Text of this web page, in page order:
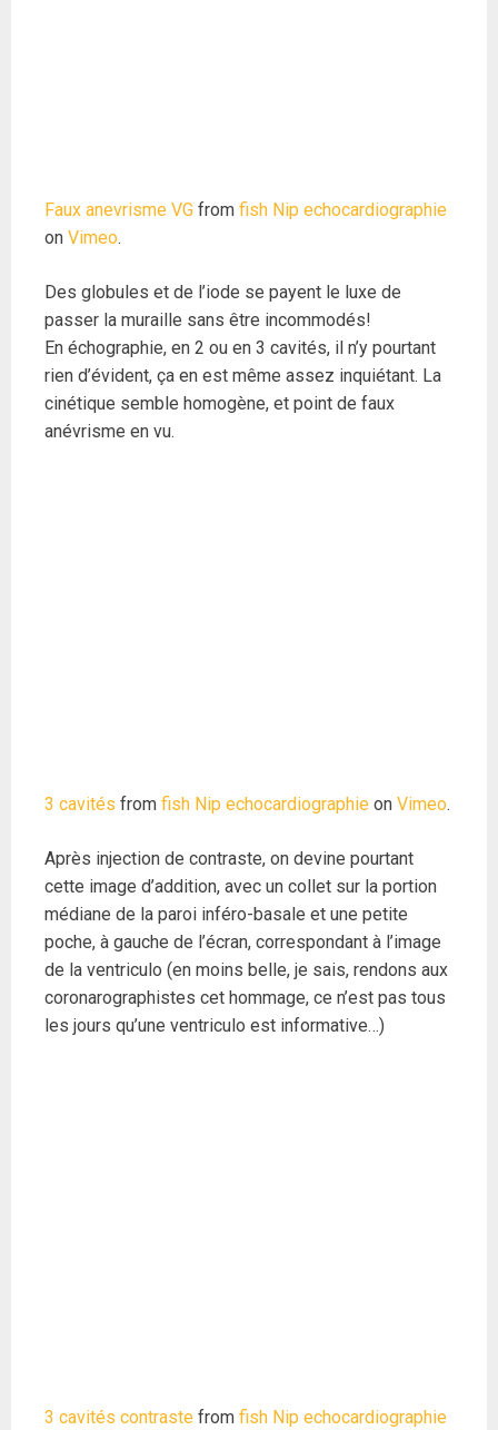
Faux anevrisme VG from fish Nip echocardiographie
on Vimeo.
Des globules et de l’iode se payent le luxe de
passer la muraille sans être incommodés!
En échographie, en 2 ou en 3 cavités, il n’y pourtant
rien d’évident, ça en est même assez inquiétant. La
cinétique semble homogène, et point de faux
anévrisme en vu.
3 cavités from fish Nip echocardiographie on Vimeo.
Après injection de contraste, on devine pourtant
cette image d’addition, avec un collet sur la portion
médiane de la paroi inféro-basale et une petite
poche, à gauche de l’écran, correspondant à l’image
de la ventriculo (en moins belle, je sais, rendons aux
coronarographistes cet hommage, ce n’est pas tous
les jours qu’une ventriculo est informative…)
3 cavités contraste from fish Nip echocardiographie